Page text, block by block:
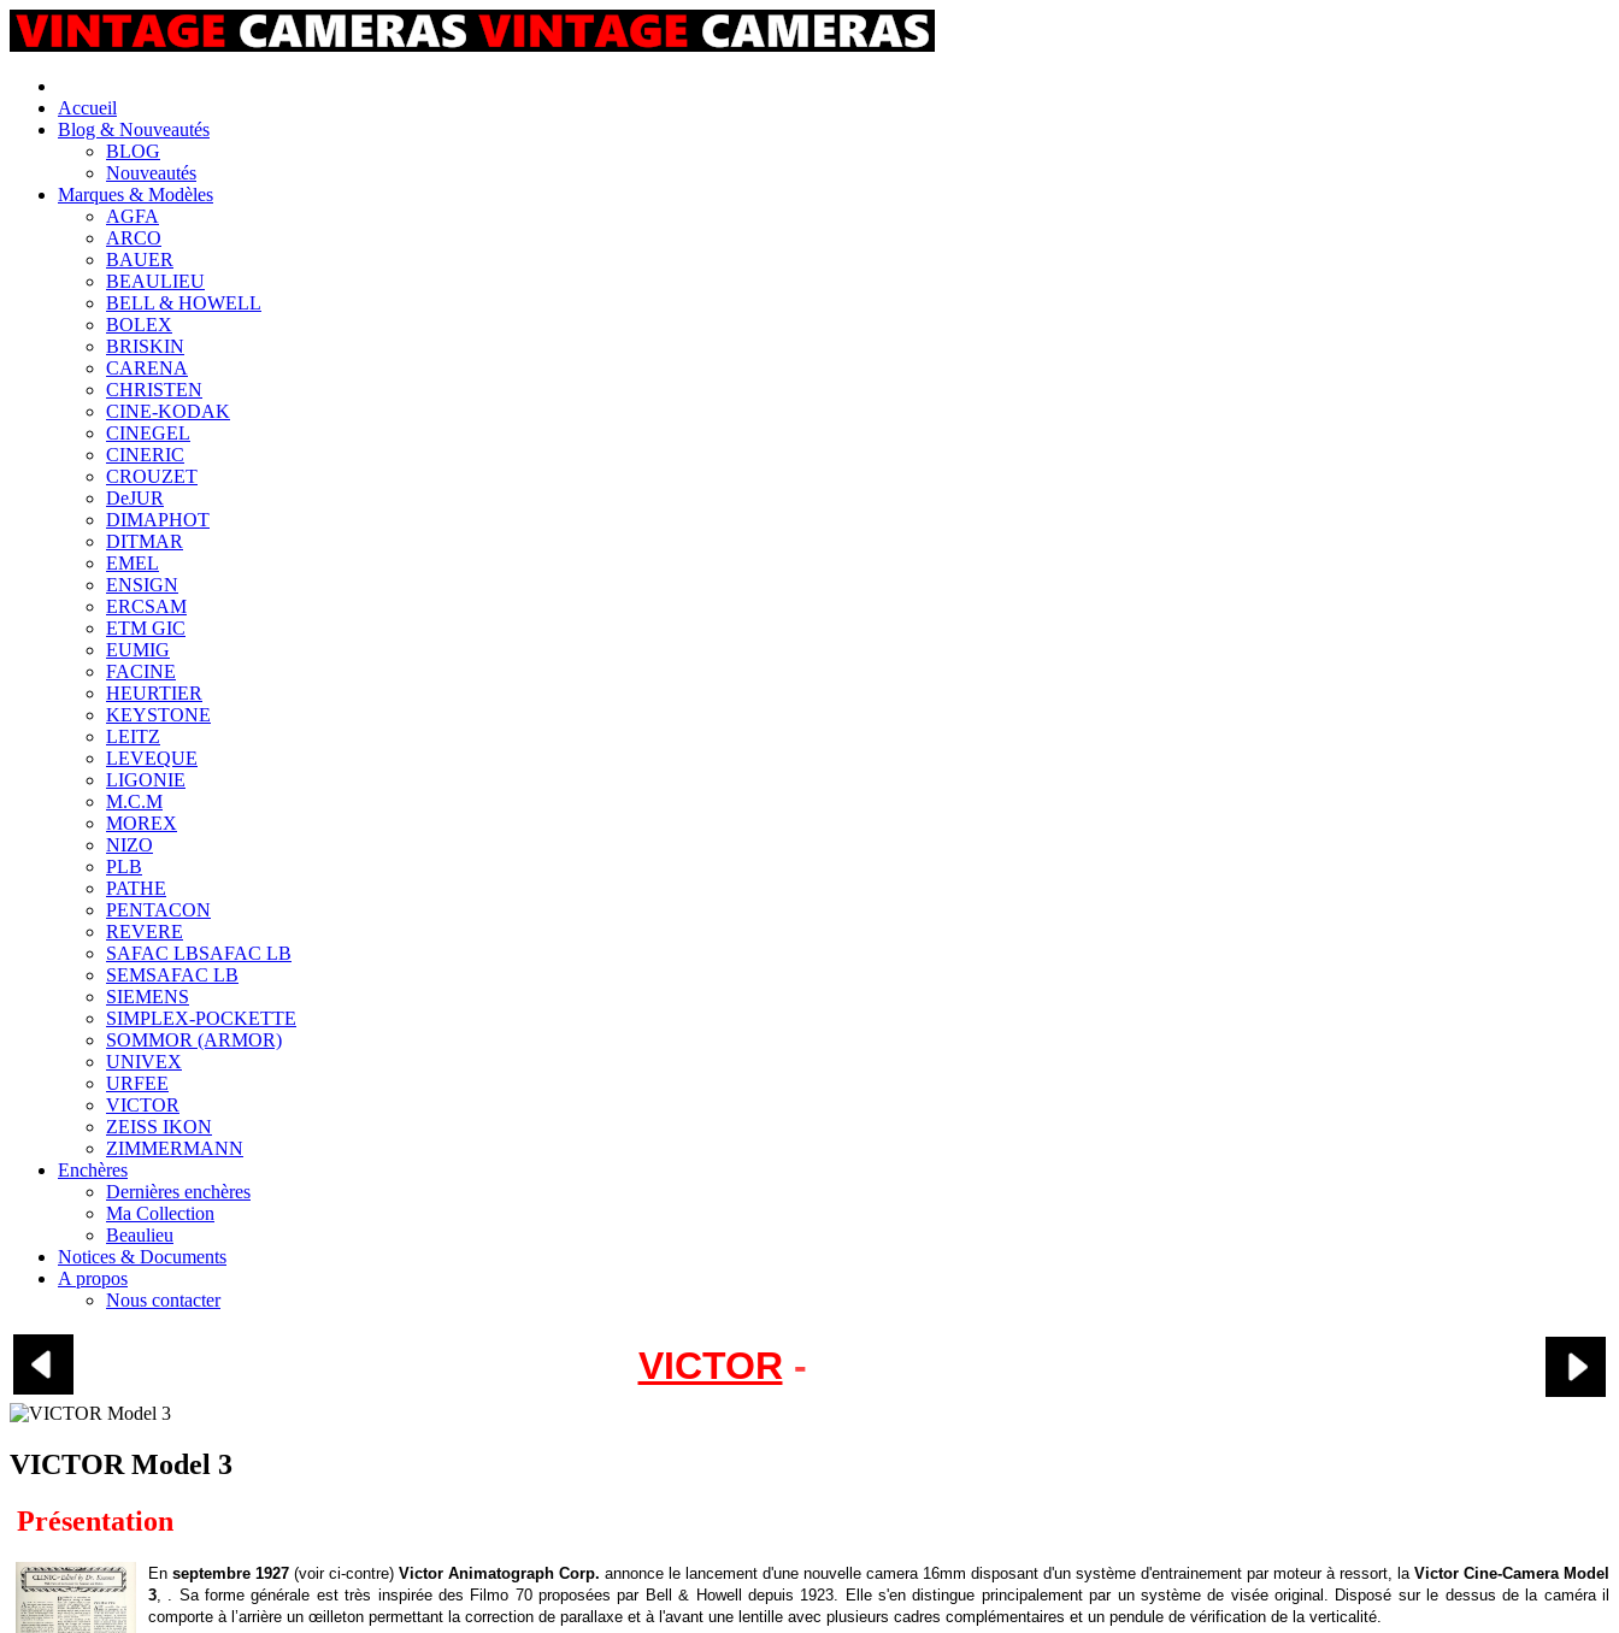
Accueil
Blog & Nouveautés
BLOG
Nouveautés
Marques & Modèles
AGFA
ARCO
BAUER
BEAULIEU
BELL & HOWELL
BOLEX
BRISKIN
CARENA
CHRISTEN
CINE-KODAK
CINEGEL
CINERIC
CROUZET
DeJUR
DIMAPHOT
DITMAR
EMEL
ENSIGN
ERCSAM
ETM GIC
EUMIG
FACINE
HEURTIER
KEYSTONE
LEITZ
LEVEQUE
LIGONIE
M.C.M
MOREX
NIZO
PLB
PATHE
PENTACON
REVERE
SAFAC LBSAFAC LB
SEMSAFAC LB
SIEMENS
SIMPLEX-POCKETTE
SOMMOR (ARMOR)
UNIVEX
URFEE
VICTOR
ZEISS IKON
ZIMMERMANN
Enchères
Dernières enchères
Ma Collection
Beaulieu
Notices & Documents
A propos
Nous contacter
VICTOR -
VICTOR Model 3
Présentation
En septembre 1927 (voir ci-contre) Victor Animatograph Corp. annonce le lancement d'une nouvelle camera 16mm disposant d'un système d'entrainement par moteur à ressort , la Victor Cine-Camera Model
3 , . Sa forme générale est très inspirée des Filmo 70 proposées par Bell & Howell depuis 1923. Elle s'en distingue principalement par un système de visée original. Disposé sur le dessus de la caméra il
comporte à l’arrière un œilleton permettant la correction de parallaxe et à l'avant une lentille avec plusieurs cadres complémentaires et un pendule de vérification de la verticalité.